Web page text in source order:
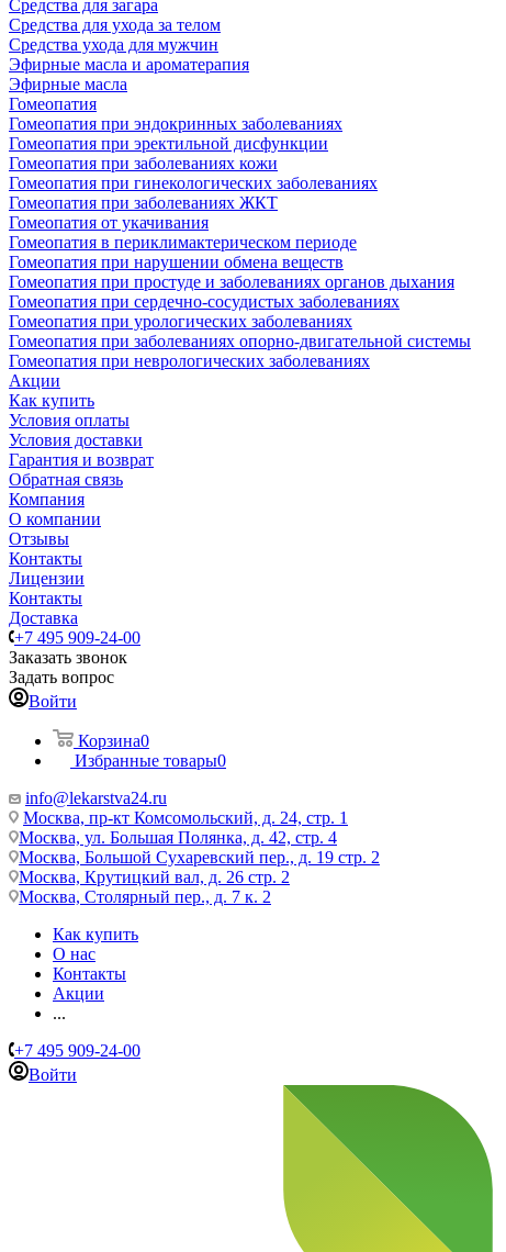
Средства для загара
Средства для ухода за телом
Средства ухода для мужчин
Эфирные масла и ароматерапия
Эфирные масла
Гомеопатия
Гомеопатия при эндокринных заболеваниях
Гомеопатия при эректильной дисфункции
Гомеопатия при заболеваниях кожи
Гомеопатия при гинекологических заболеваниях
Гомеопатия при заболеваниях ЖКТ
Гомеопатия от укачивания
Гомеопатия в периклимактерическом периоде
Гомеопатия при нарушении обмена веществ
Гомеопатия при простуде и заболеваниях органов дыхания
Гомеопатия при сердечно-сосудистых заболеваниях
Гомеопатия при урологических заболеваниях
Гомеопатия при заболеваниях опорно-двигательной системы
Гомеопатия при неврологических заболеваниях
Акции
Как купить
Условия оплаты
Условия доставки
Гарантия и возврат
Обратная связь
Компания
О компании
Отзывы
Контакты
Лицензии
Контакты
Доставка
+7 495 909-24-00
Заказать звонок
Задать вопрос
Войти
Корзина0
Избранные товары0
info@lekarstva24.ru
Москва, пр-кт Комсомольский, д. 24, стр. 1
Москва, ул. Большая Полянка, д. 42, стр. 4
Москва, Большой Сухаревский пер., д. 19 стр. 2
Москва, Крутицкий вал, д. 26 стр. 2
Москва, Столярный пер., д. 7 к. 2
Как купить
О нас
Контакты
Акции
...
+7 495 909-24-00
Войти